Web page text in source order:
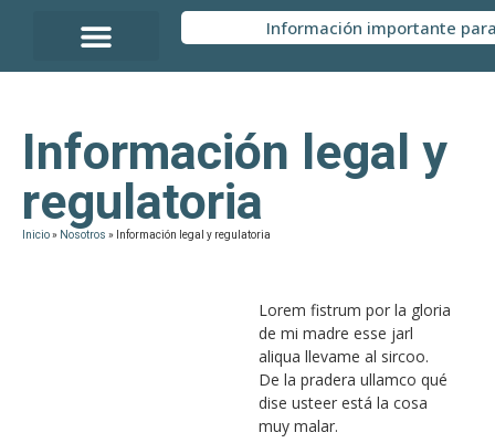
Información importante
Información legal y
regulatoria
Inicio» Nosotros » Información legal y regulatoria
Lorem fistrum por la gloria
de mi madre esse jarl
aliqua llevame al sircoo.
De la pradera ullamco qué
dise usteer está la cosa
muy malar.